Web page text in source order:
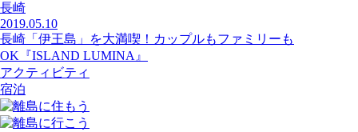
長崎
2019.05.10
長崎「伊王島」を大満喫！カップルもファミリーも
OK『ISLAND LUMINA』
アクティビティ
宿泊